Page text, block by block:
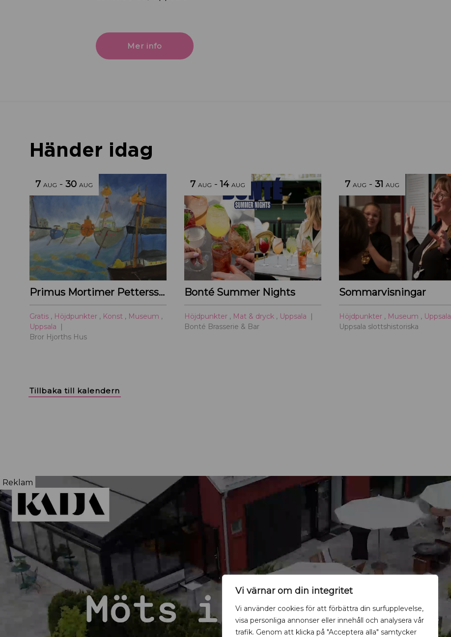
Vi värnar om din integritet
Vi använder cookies för att förbättra din surfupplevelse,
visa personliga annonser eller innehåll och analysera vår
trafik. Genom att klicka på "Acceptera alla" samtycker
Mer info
Händer idag
7 AUG - 30 AUG
Primus Mortimer Pettersson
Gratis , Höjdpunkter , Konst , Museum ,
Uppsala
Bror Hjorths Hus
7 AUG -14 AUG
Bonté Summer Nights
Höjdpunkter , Mat & dryck , Uppsala
Bonté Brasserie & Bar
7 AUG - 31 AUG
Sommarvisningar
Höjdpunkter , Museum , Uppsala
Uppsala slottshistoriska
Tillbaka till kalendern
Reklam